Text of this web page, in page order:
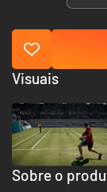
Sobre o
Visuais